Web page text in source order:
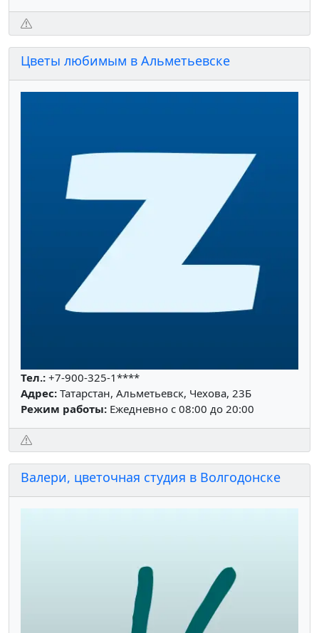
Цветы любимым в Альметьевске
Тел.: +7-900-325-1****
Адрес: Татарстан, Альметьевск, Чехова, 23Б
Режим работы: Ежедневно с 08:00 до 20:00
Валери, цветочная студия в Волгодонске